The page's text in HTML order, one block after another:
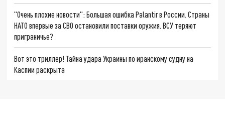
"Очень плохие новости": Большая ошибка Palantir в России. Страны
НАТО впервые за СВО остановили поставки оружия. ВСУ теряют
приграничье?
Вот это триллер! Тайна удара Украины по иранскому судну на
Каспии раскрыта